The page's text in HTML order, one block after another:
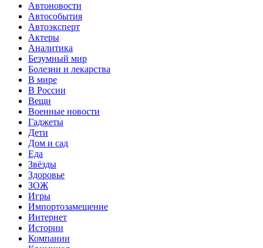
Автоновости
Автособытия
Автоэксперт
Актеры
Аналитика
Безумный мир
Болезни и лекарства
В мире
В России
Вещи
Военные новости
Гаджеты
Дети
Дом и сад
Еда
Звёзды
Здоровье
ЗОЖ
Игры
Импортозамещение
Интернет
Истории
Компании